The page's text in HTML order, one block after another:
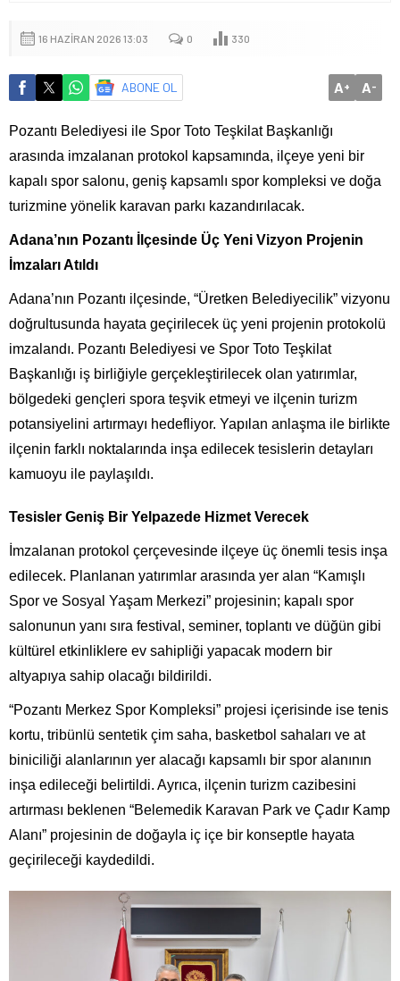
16 HAZIRAN 2026 13:03 0 330
ABONE OL A+ A-
Pozantı Belediyesi ile Spor Toto Teşkilat Başkanlığı
arasında imzalanan protokol kapsamında, ilçeye yeni bir
kapalı spor salonu, geniş kapsamlı spor kompleksi ve doğa
turizmine yönelik karavan parkı kazandırılacak.
Adana’nın Pozantı İlçesinde Üç Yeni Vizyon Projenin
İmzaları Atıldı
Adana’nın Pozantı ilçesinde, “Üretken Belediyecilik” vizyonu
doğrultusunda hayata geçirilecek üç yeni projenin protokolü
imzalandı. Pozantı Belediyesi ve Spor Toto Teşkilat
Başkanlığı iş birliğiyle gerçekleştirilecek olan yatırımlar,
bölgedeki gençleri spora teşvik etmeyi ve ilçenin turizm
potansiyelini artırmayı hedefliyor. Yapılan anlaşma ile birlikte
ilçenin farklı noktalarında inşa edilecek tesislerin detayları
kamuoyu ile paylaşıldı.
Tesisler Geniş Bir Yelpazede Hizmet Verecek
İmzalanan protokol çerçevesinde ilçeye üç önemli tesis inşa
edilecek. Planlanan yatırımlar arasında yer alan “Kamışlı
Spor ve Sosyal Yaşam Merkezi” projesinin; kapalı spor
salonunun yanı sıra festival, seminer, toplantı ve düğün gibi
kültürel etkinliklere ev sahipliği yapacak modern bir
altyapıya sahip olacağı bildirildi.
“Pozantı Merkez Spor Kompleksi” projesi içerisinde ise tenis
kortu, tribünlü sentetik çim saha, basketbol sahaları ve at
biniciliği alanlarının yer alacağı kapsamlı bir spor alanının
inşa edileceği belirtildi. Ayrıca, ilçenin turizm cazibesini
artırması beklenen “Belemedik Karavan Park ve Çadır Kamp
Alanı” projesinin de doğayla iç içe bir konseptle hayata
geçirileceği kaydedildi.